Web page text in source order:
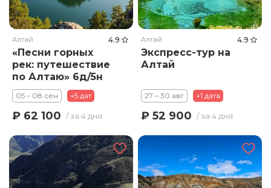
Алтай 4.9
«Песни горных
рек: путешествие
по Алтаю» 6д/5н
(авиа)
05 – 08 сен +5 дат
₽ 62 100 / за 4 дня
Алтай 4.9
Экспресс-тур на
Алтай
27 – 30 авг +1 дата
₽ 52 900 / за 4 дня